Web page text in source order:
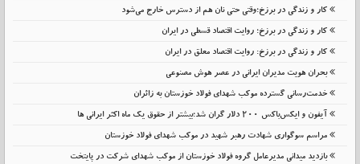
کار و زندگی در برزخ؛وقتی حتی نان هم از دسترس خارج می‌شود
کار و زندگی در برزخ؛ روایت اقتصاد قسطی در ایران
کار و زندگی در برزخ: روایت اقتصاد معلق در ایران
بحران هویت مدیران ایرانی در عصر هوش مصنوعی
خدمت‌رسانی گسترده موکب شهدای فولاد خوزستان به زائران
آیفون و ایکس‌باکس ۲۰۰ دلار گران شد؛بیشتر از حقوق یک ماه اکثر ایرانی ها
مراسم سوگواری شهادت رهبر شهید در موکب شهدای فولاد خوزستان
بازدید میدانی مدیرعامل گروه فولاد خوزستان از موکب شهدای شرکت در پایتخت